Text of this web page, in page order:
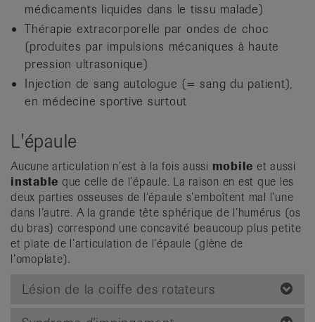
médicaments liquides dans le tissu malade)
Thérapie extracorporelle par ondes de choc
(produites par impulsions mécaniques à haute
pression ultrasonique)
Injection de sang autologue (= sang du patient),
en médecine sportive surtout
L'épaule
Aucune articulation n’est à la fois aussi mobile et aussi
instable que celle de l’épaule. La raison en est que les
deux parties osseuses de l’épaule s’emboîtent mal l’une
dans l’autre. A la grande tête sphérique de l’humérus (os
du bras) correspond une concavité beaucoup plus petite
et plate de l’articulation de l’épaule (glène de
l’omoplate).
Lésion de la coiffe des rotateurs